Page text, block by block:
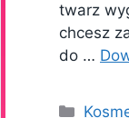
twarz
chcesz
do …